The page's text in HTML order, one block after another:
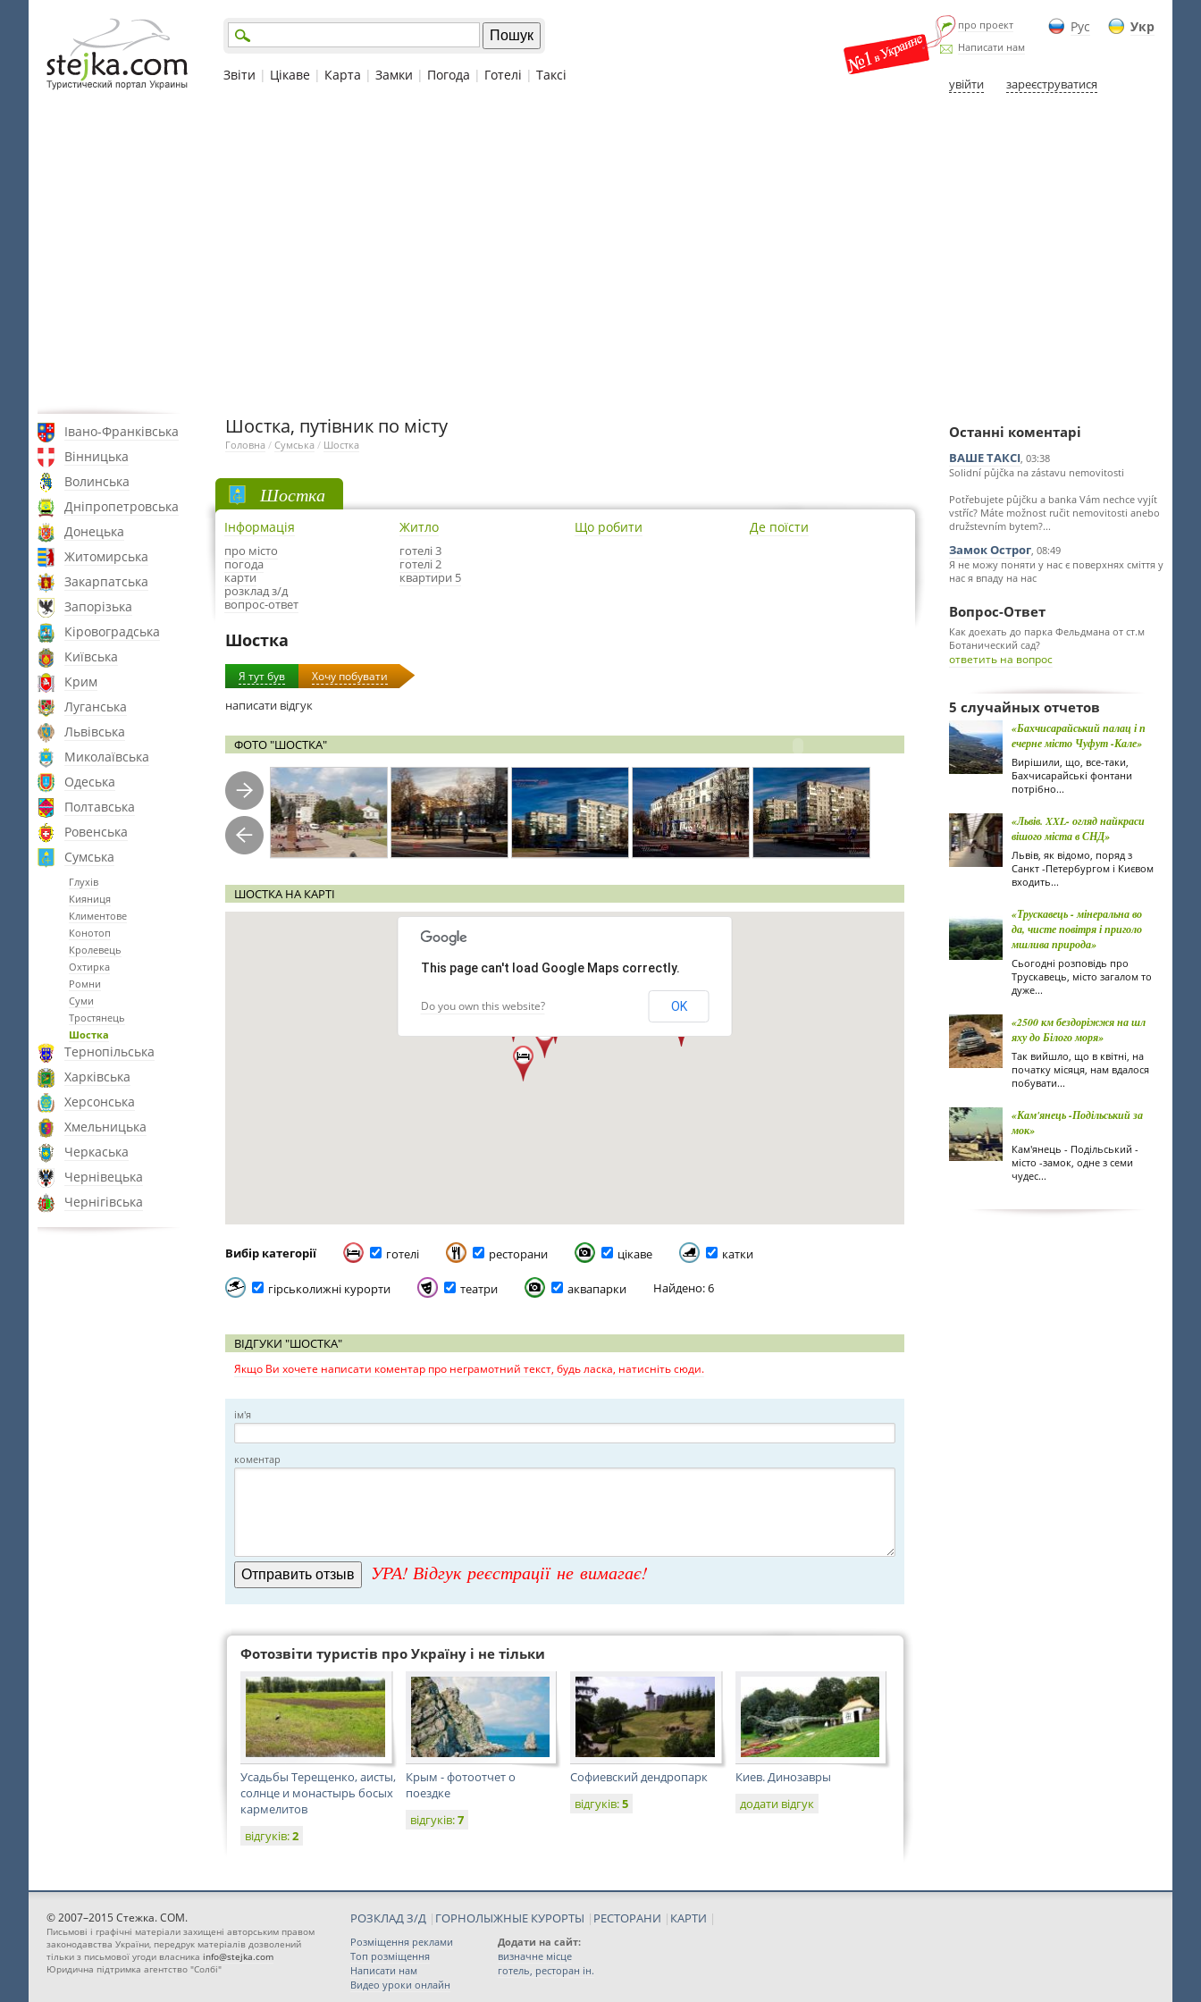
Рус Укр
про проект
Написати нам
увійти зареєструватися
Звіти | Цікаве | Карта | Замки | Погода | Готелі | Таксі
Івано-Франківська
Вінницька
Волинська
Дніпропетровська
Донецька
Житомирська
Закарпатська
Запорізька
Кіровоградська
Київська
Крим
Луганська
Львівська
Миколаївська
Одеська
Полтавська
Ровенська
Сумська
Глухів
Кияниця
Климентове
Конотоп
Кролевець
Охтирка
Ромни
Суми
Тростянець
Шостка
Тернопільська
Харківська
Херсонська
Хмельницька
Черкаська
Чернівецька
Чернігівська
Шостка, путівник по місту
Головна / Сумська / Шостка
Шостка
Інформація
про місто
погода
карти
розклад з/д
вопрос-ответ
Житло
готелі 3
готелі 2
квартири 5
Що робити Де поїсти
Шостка
Я тут був Хочу побувати
написати відгук
ФОТО "ШОСТКА"
ШОСТКА НА КАРТІ
This page can't load Google Maps correctly.
Do you own this website? OK
Вибір категорії готелі ресторани цікаве катки
гірськолижні курорти театри аквапарки Найдено: 6
ВІДГУКИ "ШОСТКА"
Якщо Ви хочете написати коментар про неграмотний текст, будь ласка, натисніть сюди.
ім'я
коментар
УРА! Відгук реєстрації не вимагає!
Фотозвіти туристів про Україну і не тільки
Усадьбы Терещенко, аисты,
солнце и монастырь босых
кармелитов
відгуків:2
Крым - фотоотчет о
поездке
відгуків:7
Софиевский дендропарк
відгуків:5
Киев. Динозавры
додати відгук
Останні коментарі
ВАШЕ ТАКСІ, 03:38
Solidní půjčka na zástavu nemovitosti
Potřebujete půjčku a banka Vám nechce vyjít
vstříc? Máte možnost ručit nemovitosti anebo
družstevním bytem?...
Замок Острог, 08:49
Я не можу поняти у нас є поверхнях сміття у
нас я впаду на нас
Вопрос-Ответ
Как доехать до парка Фельдмана от ст.м
Ботанический сад?
ответить на вопрос
5 случайных отчетов
«Бахчисарайський палац і п
ечерне місто Чуфут -Кале»
Вирішили, що, все-таки,
Бахчисарайські фонтани
потрібно...
«Львів. XXL- огляд найкраси
вішого міста в СНД»
Львів, як відомо, поряд з
Санкт -Петербургом і Києвом
входить...
«Трускавець - мінеральна во
да, чисте повітря і приголо
мшлива природа»
Сьогодні розповідь про
Трускавець, місто загалом то
дуже...
«2500 км бездоріжжя на шл
яху до Білого моря»
Так вийшло, що в квітні, на
початку місяця, нам вдалося
побувати...
«Кам'янець -Подільський за
мок»
Кам'янець - Подільський -
місто -замок, одне з семи
чудес...
© 2007–2015 Стежка. COM.
Письмові і графічні матеріали захищені авторським правом
законодавства України, передрук матеріалів дозволений
тільки з письмової угоди власника info@stejka.com
Юридична підтримка агентство "Солбі"
РОЗКЛАД З/Д | ГОРНОЛЫЖНЫЕ КУРОРТЫ | РЕСТОРАНИ | КАРТИ |
Розміщення реклами
Топ розміщення
Написати нам
Видео уроки онлайн
Додати на сайт:
визначне місце
готель, ресторан ін.